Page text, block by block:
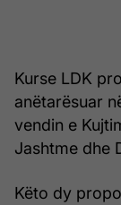
Kurse LDK
anëtarësuar
vendin e
Jashtme dhe
Këto dy